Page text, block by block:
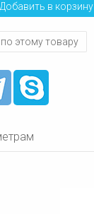
Добавить в корзину
этому товару